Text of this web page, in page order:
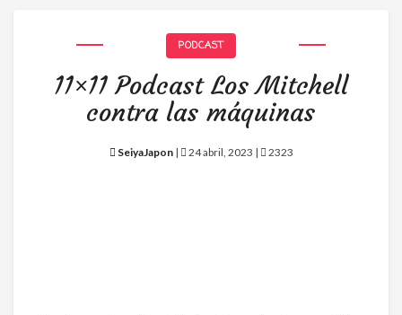
PODCAST
11×11 Podcast Los Mitchell
contra las máquinas
SeiyaJapon| 24 abril, 2023 | 2323